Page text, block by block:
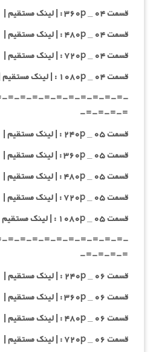
قسمت ۰۴ _ ۳۶۰p : | لینک مستقیم |
قسمت ۰۴ _ ۴۸۰p : | لینک مستقیم |
قسمت ۰۴ _ ۷۲۰p : | لینک مستقیم |
قسمت ۰۴ _ ۱۰۸۰p : | لینک مستقیم |
=-=-=-=-=-=-=-=-=-=-
=-=-=-=-
قسمت ۰۵ _ ۲۴۰p : | لینک مستقیم |
قسمت ۰۵ _ ۳۶۰p : | لینک مستقیم |
قسمت ۰۵ _ ۴۸۰p : | لینک مستقیم |
قسمت ۰۵ _ ۷۲۰p : | لینک مستقیم |
قسمت ۰۵ _ ۱۰۸۰p : | لینک مستقیم |
=-=-=-=-=-=-=-=-=-=-
=-=-=-=-
قسمت ۰۶ _ ۲۴۰p : | لینک مستقیم |
قسمت ۰۶ _ ۳۶۰p : | لینک مستقیم |
قسمت ۰۶ _ ۴۸۰p : | لینک مستقیم |
قسمت ۰۶ _ ۷۲۰p : | لینک مستقیم |